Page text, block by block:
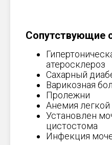
Сопутствующие
атеросклероз
Сахарный
Варикозная
Пролежни
Анемия
Установлен
цистостома
Инфекция